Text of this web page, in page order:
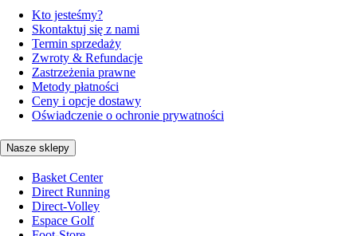
Kto jesteśmy?
Skontaktuj się z nami
Termin sprzedaży
Zwroty & Refundacje
Zastrzeżenia prawne
Metody płatności
Ceny i opcje dostawy
Oświadczenie o ochronie prywatności
Nasze sklepy
Basket Center
Direct Running
Direct-Volley
Espace Golf